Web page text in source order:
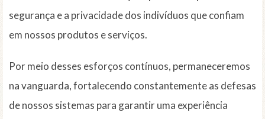
segurança e a privacidade dos indivíduos que confiam
em nossos produtos e serviços.
Por meio desses esforços contínuos, permaneceremos
na vanguarda, fortalecendo constantemente as defesas
de nossos sistemas para garantir uma experiência